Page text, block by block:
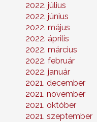
2022. július
2022. június
2022. május
2022. április
2022. március
2022. február
2022. január
2021. december
2021. november
2021. október
2021. szeptember